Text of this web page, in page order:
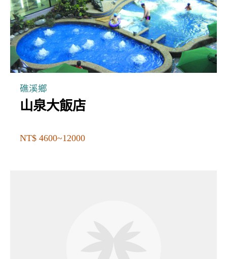
礁溪鄉
山泉大飯店
NT$ 4600~12000